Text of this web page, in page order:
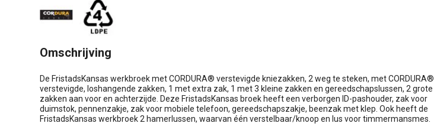
Omschrijving
De FristadsKansas werkbroek met CORDURA® verstevigde kniezakken, 2 weg te steken, met CORDURA®
verstevigde, loshangende zakken, 1 met extra zak, 1 met 3 kleine zakken en gereedschapslussen, 2 grote
zakken aan voor en achterzijde. Deze FristadsKansas broek heeft een verborgen ID-pashouder, zak voor
duimstok, pennenzakje, zak voor mobiele telefoon, gereedschapszakje, beenzak met klep. Ook heeft de
FristadsKansas werkbroek 2 hamerlussen, waarvan één verstelbaar/knoop en lus voor timmermansmes.